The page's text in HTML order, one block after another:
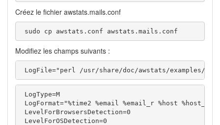
Créez le fichier awstats.mails.conf
sudo cp awstats.conf awstats.mails.conf
Modifiez les champs suivants :
LogFile="perl /usr/share/doc/awstats/examples/
LogType=M
LogFormat="%time2 %email %email_r %host %host_r
LevelForBrowsersDetection=0
LevelForOSDetection=0